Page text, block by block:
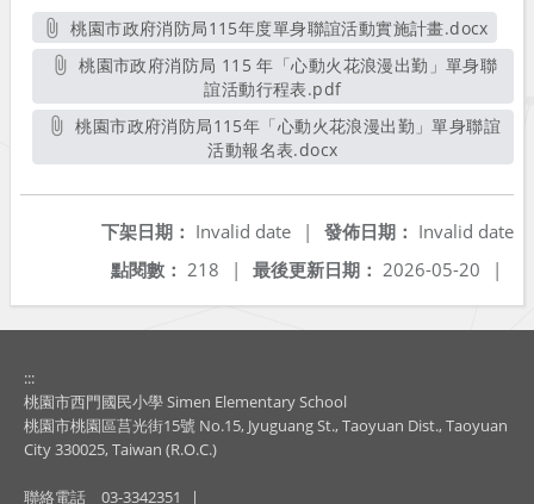
桃園市政府消防局115年度單身聯誼活動實施計畫.docx
另開新視窗
桃園市政府消防局 115 年「心動火花浪漫出勤」單身聯
誼活動行程表.pdf另開新視窗
桃園市政府消防局115年「心動火花浪漫出勤」單身聯誼
活動報名表.docx
發佈日期： Invalid date
下架日期： Invalid date
|
最後更新日期： 2026-05-20 |
點閱數： 218 |
:::
桃園市西門國民小學 Simen Elementary School
桃園市桃園區莒光街15號 No.15, Jyuguang St., Taoyuan Dist., Taoyuan
City 330025, Taiwan (R.O.C.)
聯絡電話 03-3342351 |